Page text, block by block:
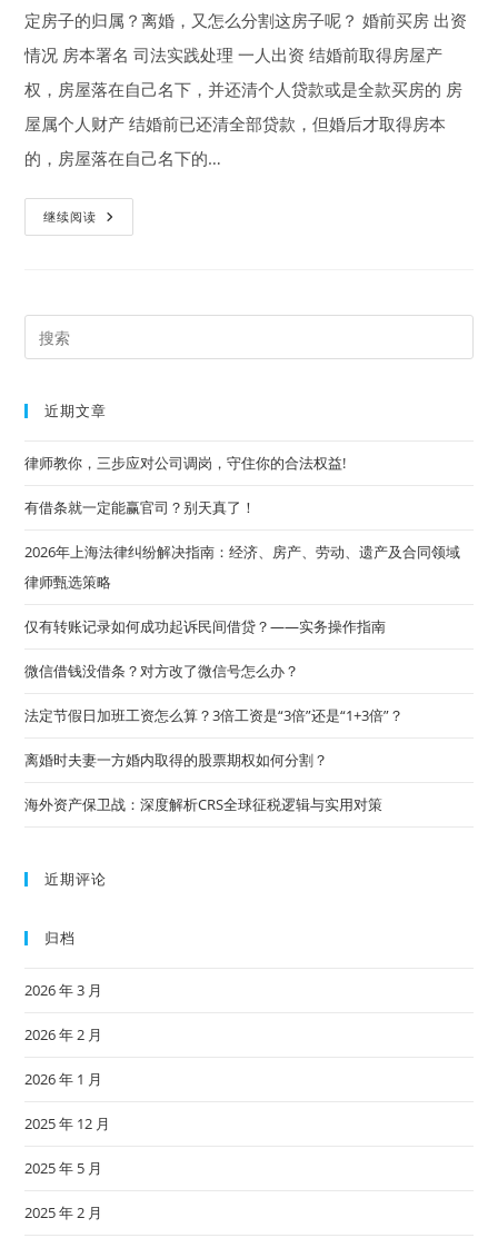
定房子的归属？离婚，又怎么分割这房子呢？ 婚前买房 出资
情况 房本署名 司法实践处理 一人出资 结婚前取得房屋产
权，房屋落在自己名下，并还清个人贷款或是全款买房的 房
屋属个人财产 结婚前已还清全部贷款，但婚后才取得房本
的，房屋落在自己名下的…
继续阅读 夫
妻
分
属
表
（2018）
近期文章
律师教你，三步应对公司调岗，守住你的合法权益!
有借条就一定能赢官司？别天真了！
2026年上海法律纠纷解决指南：经济、房产、劳动、遗产及合同领域
律师甄选策略
仅有转账记录如何成功起诉民间借贷？——实务操作指南
微信借钱没借条？对方改了微信号怎么办？
法定节假日加班工资怎么算？3倍工资是“3倍”还是“1+3倍”？
离婚时夫妻一方婚内取得的股票期权如何分割？
海外资产保卫战：深度解析CRS全球征税逻辑与实用对策
近期评论
归档
2026 年 3 月
2026 年 2 月
2026 年 1 月
2025 年 12 月
2025 年 5 月
2025 年 2 月